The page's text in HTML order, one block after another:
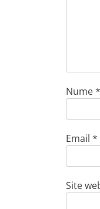
Nume*
Email *
Site